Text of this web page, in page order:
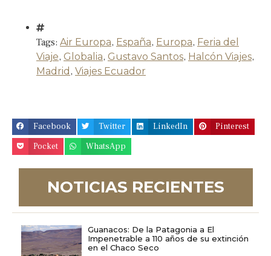
Tags: Air Europa, España, Europa, Feria del
Viaje, Globalia, Gustavo Santos, Halcón Viajes,
Madrid , Viajes Ecuador
Facebook Twitter LinkedIn
Pinterest
Pocket
WhatsApp
NOTICIAS RECIENTES
Guanacos: De la Patagonia a El
Impenetrable a 110 años de su extinción
en el Chaco Seco